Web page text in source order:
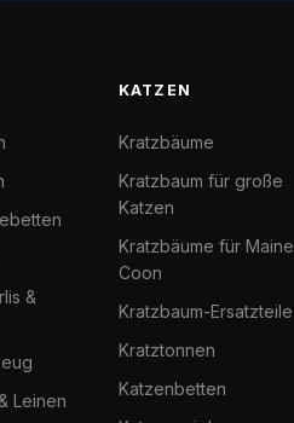
&
Leinen
KATZEN
Kratzbäume
Kratzbaum für große
Katzen
Kratzbäume für Maine
Coon
Kratzbaum-Ersatzteile
Kratztonnen
Katzenbetten